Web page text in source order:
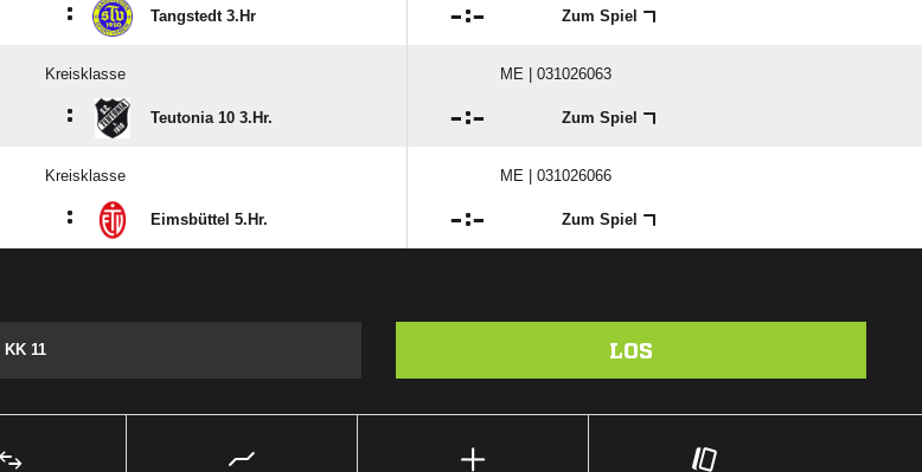
: Tangstedt 3.Hr : Zum Spiel
Kreisklasse ME | 031026063
: Teutonia 10 3.Hr. : Zum Spiel
Kreisklasse ME | 031026066
: Eimsbüttel 5.Hr. : Zum Spiel
KK 11 LOS